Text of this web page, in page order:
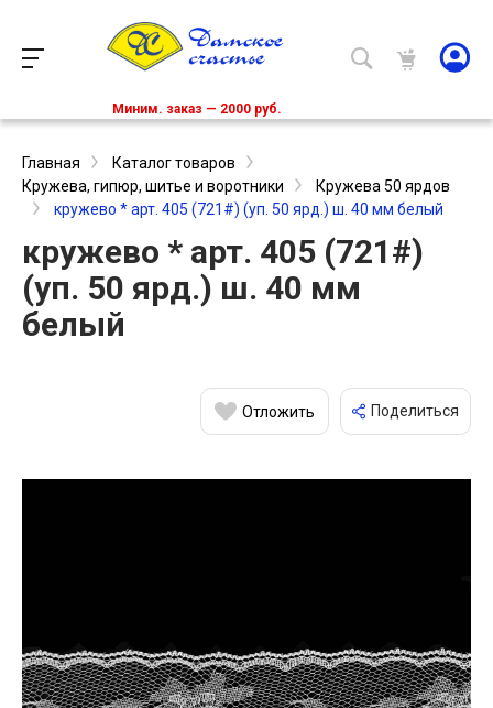
Миним. заказ — 2000 руб.
Главная
Каталог товаров
Кружева, гипюр, шитье и воротники
Кружева 50 ярдов
кружево * арт. 405 (721#) (уп. 50 ярд.) ш. 40 мм белый
кружево * арт. 405 (721#)
(уп. 50 ярд.) ш. 40 мм
белый
Отложить Поделиться